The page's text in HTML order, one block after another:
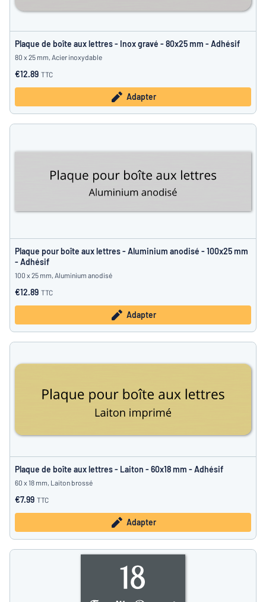
Plaque de boîte aux lettres - Inox gravé - 80x25 mm - Adhésif
80 x 25 mm, Acier inoxydable
€12.89 TTC
Adapter
Plaque pour boîte aux lettres - Aluminium anodisé - 100x25 mm
- Adhésif
100 x 25 mm, Aluminium anodisé
€12.89 TTC
Adapter
Plaque de boîte aux lettres - Laiton - 60x18 mm - Adhésif
60 x 18 mm, Laiton brossé
€7.99 TTC
Adapter